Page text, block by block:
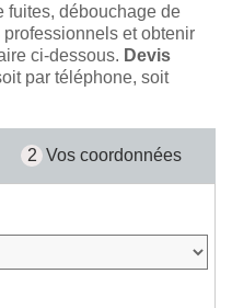
fuites, débouchage de
et obtenir
ci-dessous. Devis
par téléphone, soit
2 Vos coordonnées